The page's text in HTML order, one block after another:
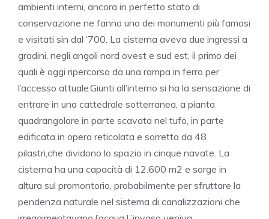
ambienti interni, ancora in perfetto stato di
conservazione ne fanno uno dei monumenti più famosi
e visitati sin dal ‘700. La cisterna aveva due ingressi a
gradini, negli angoli nord ovest e sud est, il primo dei
quali è oggi ripercorso da una rampa in ferro per
l’accesso attuale.Giunti all’interno si ha la sensazione di
entrare in una cattedrale sotterranea, a pianta
quadrangolare in parte scavata nel tufo, in parte
edificata in opera reticolata e sorretta da 48
pilastri,che dividono lo spazio in cinque navate. La
cisterna ha una capacità di 12.600 m2 e sorge in
altura sul promontorio, probabilmente per sfruttare la
pendenza naturale nel sistema di canalizzazioni che